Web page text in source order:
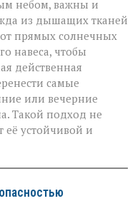
небом, важны и
из дышащих тканей
прямых солнечных
навеса, чтобы
действенная
самые
или вечерние
Такой подход не
её устойчивой и